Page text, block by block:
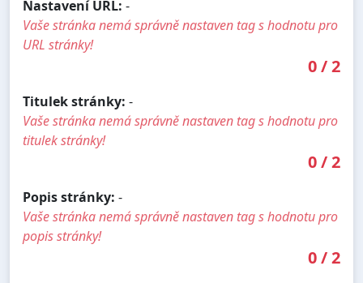
Nastavení URL: -
Vaše stránka nemá správně nastaven tag s hodnotu pro
URL stránky!
0/2
Titulek stránky: -
Vaše stránka nemá správně nastaven tag s hodnotu pro
titulek stránky!
0/2
Popis stránky: -
Vaše stránka nemá správně nastaven tag s hodnotu pro
popis stránky!
0/2